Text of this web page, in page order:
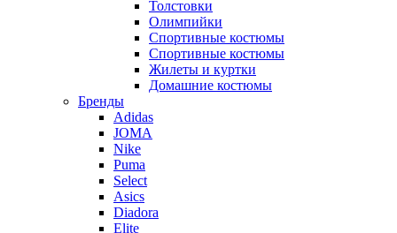
Толстовки
Олимпийки
Спортивные костюмы
Спортивные костюмы
Жилеты и куртки
Домашние костюмы
Бренды
Adidas
JOMA
Nike
Puma
Select
Asics
Diadora
Elite